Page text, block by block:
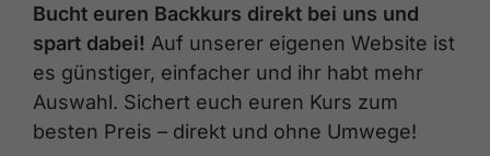
Bucht euren Backkurs direkt bei uns und
spart dabei! Auf unserer eigenen Website ist
es günstiger, einfacher und ihr habt mehr
Auswahl. Sichert euch euren Kurs zum
besten Preis – direkt und ohne Umwege!